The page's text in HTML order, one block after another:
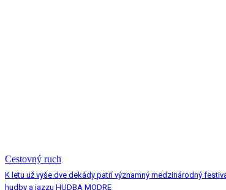
Cestovný ruch
K letu už vyše dve dekády patrí významný medzinárodný
hudby a jazzu HUDBA MODRE